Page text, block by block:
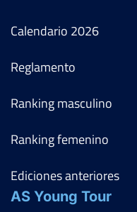
Calendario 2026
Reglamento
Ranking masculino
Ranking femenino
Ediciones anteriores
AS Young Tour